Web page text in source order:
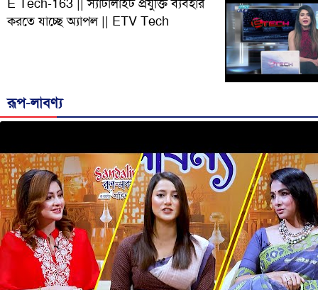
E Tech-163 || স্যাটালাইট প্রযুক্তি ব্যবহার
করতে যাচ্ছে অ্যাপল || ETV Tech
রূপ-লাবণ্য